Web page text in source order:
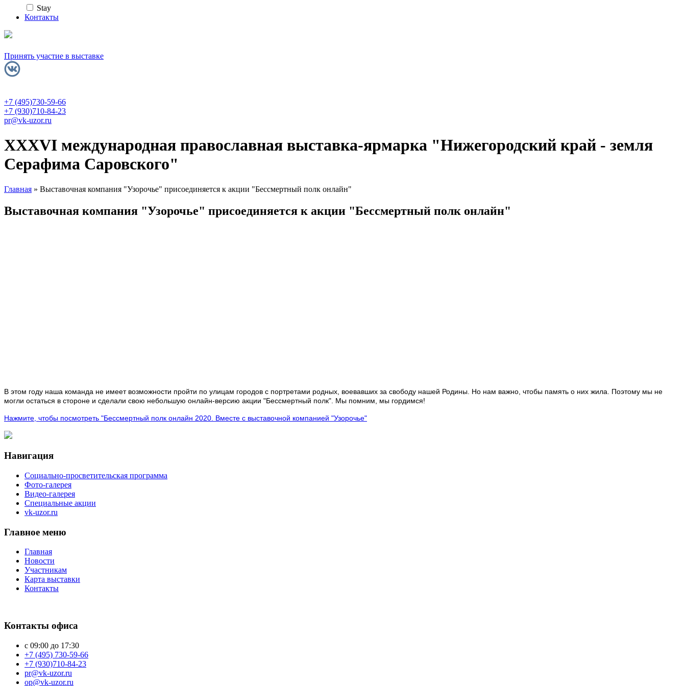
Stay
Контакты
Принять участие в выставке
+7 (495)730-59-66
+7 (930)710-84-23
pr@vk-uzor.ru
XXXVI международная православная выставка-ярмарка "Нижегородский край - земля
Серафима Саровского"
Главная » Выставочная компания "Узорочье" присоединяется к акции "Бессмертный полк онлайн"
Выставочная компания "Узорочье" присоединяется к акции "Бессмертный полк онлайн"
В этом году наша команда не имеет возможности пройти по улицам городов с портретами родных, воевавших за свободу нашей Родины. Но нам важно, чтобы память о них жила. Поэтому мы не
могли остаться в стороне и сделали свою небольшую онлайн-версию акции "Бессмертный полк". Мы помним, мы гордимся!
Нажмите, чтобы посмотреть "Бессмертный полк онлайн 2020. Вместе с выставочной компанией "Узорочье"
Навигация
Социально-просветительская программа
Фото-галерея
Видео-галерея
Специальные акции
vk-uzor.ru
Главное меню
Главная
Новости
Участникам
Карта выставки
Контакты
Контакты офиса
с 09:00 до 17:30
+7 (495) 730-59-66
+7 (930)710-84-23
pr@vk-uzor.ru
op@vk-uzor.ru